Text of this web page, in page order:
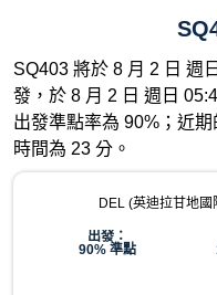
SQ403 將於 8 月 2 日 週
發，於 8 月 2 日 週日
出發準點率為 90%；近
時間為 23 分。
DEL (英迪拉甘地
出發：
90% 準點